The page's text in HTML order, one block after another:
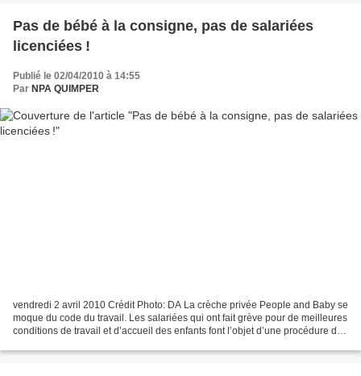
Pas de bébé à la consigne, pas de salariées
licenciées !
Publié le 02/04/2010 à 14:55
Par NPA QUIMPER
vendredi 2 avril 2010 Crédit Photo: DA La crèche privée People and Baby se
moque du code du travail. Les salariées qui ont fait grève pour de meilleures
conditions de travail et d’accueil des enfants font l’objet d’une procédure de